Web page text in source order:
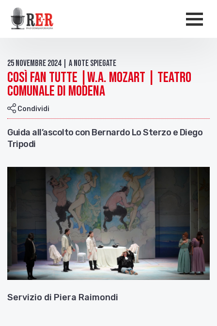
Salta al contenuto principale
25 Novembre 2024 | A Note Spiegate
Così fan tutte |W.A. Mozart | Teatro
Comunale di Modena
Condividi
Guida all’ascolto con Bernardo Lo Sterzo e Diego
Tripodi
Servizio di Piera Raimondi